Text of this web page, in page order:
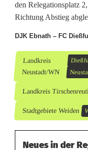
e
den Relegationsplatz
Richtung Abstieg
DJK Ebnath – FC
Landkreis
Neustadt/WN
Landkreis
Stadtgebiete Weiden
Neues in der